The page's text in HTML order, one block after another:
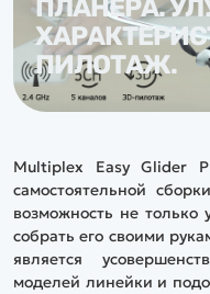
ПЛАНЕРА.
ПИЛОТАЖ.
Multiplex Easy Glider
самостоятельной
возможность не только
собрать его своими
является
моделей линейки и